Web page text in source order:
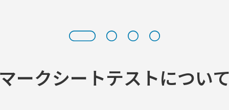
マークシートテストについ